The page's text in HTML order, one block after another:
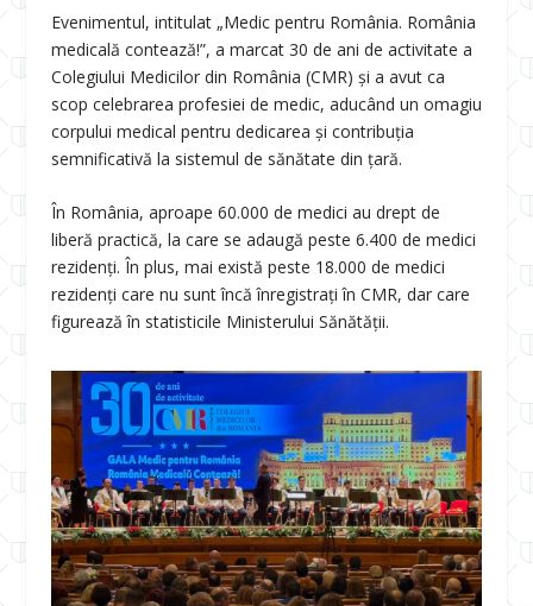
Evenimentul, intitulat „Medic pentru România. România
medicală contează!”, a marcat 30 de ani de activitate a
Colegiului Medicilor din România (CMR) și a avut ca
scop celebrarea profesiei de medic, aducând un omagiu
corpului medical pentru dedicarea și contribuția
semnificativă la sistemul de sănătate din țară.​
În România, aproape 60.000 de medici au drept de
liberă practică, la care se adaugă peste 6.400 de medici
rezidenți. În plus, mai există peste 18.000 de medici
rezidenți care nu sunt încă înregistrați în CMR, dar care
figurează în statisticile Ministerului Sănătății.​